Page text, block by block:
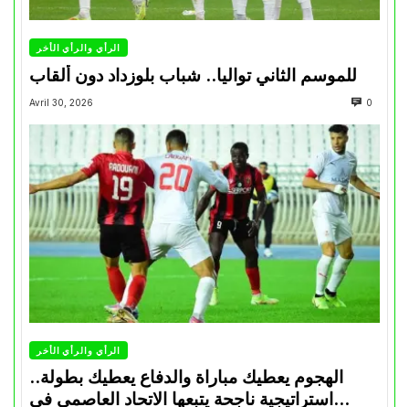
الرأي والرأي الأخر
للموسم الثاني تواليا.. شباب بلوزداد دون ألقاب
Avril 30, 2026 0
الرأي والرأي الأخر
الهجوم يعطيك مباراة والدفاع يعطيك بطولة..
استراتيجية ناجحة يتبعها الاتحاد العاصمي في